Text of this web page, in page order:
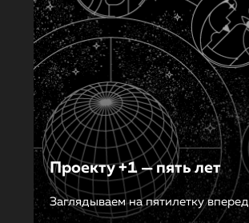
Проекту +1 — пять лет
Заглядываем на пятилетку вперед